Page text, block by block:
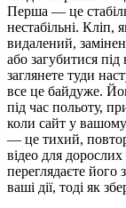
Перша — це
нестабільні. Кліп,
видалений,
або загубитися
заглянете туди
все це байдуже.
під час польоту,
коли сайт у
— це тихий,
відео для
переглядаєте його
ваші дії, тоді як